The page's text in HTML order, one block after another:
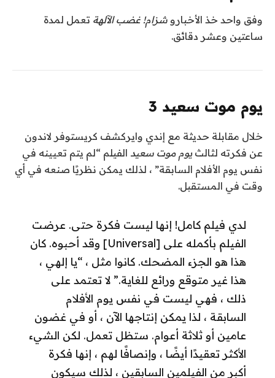
وفق واحد خذ الأخبار و شزام! غضب الآلهة تعمل لمدة
ساعتين وعشر دقائق.
يوم موت سعيد 3
خلال مقابلة حديثة مع إندي واير كشف كريستوفر لاندون
عن فكرته لثالثيوم موت سعيد الفيلم “لم يتم تعيينه في
نفس يوم الأفلام السابقة” ، لذلك يمكن نظريًا صنعه في أي
وقت في المستقبل.
لدي فيلم كامل! إنها ليست فكرة حتى. عرضت
الفيلم بأكمله على [Universal] وقد أحبوه. كان
هذا هو الجزء المضحك. كانوا مثل ، “يا إلهي ،
هذا غير متوقع ورائع للغاية.” لا تعتمد على
ذلك ، فهي ليست في نفس يوم الأفلام
السابقة ، لذا يمكن إنتاجها الآن ، أو في غضون
عامين أو ثلاثة أعوام. ستظل تعمل. لكن الشيء
الأكثر تعقيدًا أيضًا ، وإنصافًا لهم ، إنها فكرة
أكبر من الفيلمين السابقين ، لذلك سيكون